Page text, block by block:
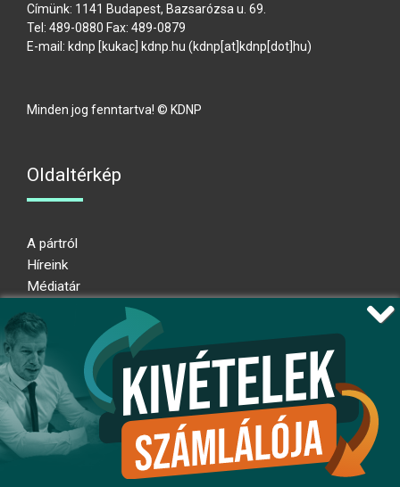
Címünk: 1141 Budapest, Bazsarózsa u. 69.
Tel: 489-0880 Fax: 489-0879
E-mail: kdnp [kukac] kdnp hu (kdnp[at]kdnp[dot]hu)
Minden jog fenntartva! © KDNP
Oldaltérkép
A pártról
Híreink
Médiatár
Adatkezelési nyilatkozat
Átláthatósági nyilatkozat
Ugrás az oldal tetejére
Kövessen minket!